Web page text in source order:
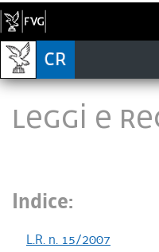
LEGGI E
Indice:
L.R. n. 15/2007